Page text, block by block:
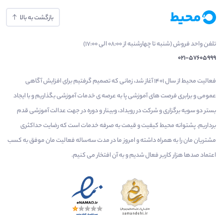
بازگشت به بالا
تلفن واحد فروش (شنبه تا چهارشنبه از 08:00 الی 17:00)
021-57605999
فعالیت محیط از سال 1401 آغاز شد، زمانی که تصمیم گرفتیم برای افزایش آگاهی
عمومی و برابری فرصت های آموزشی پا به عرصه ی خدمات آموزشی بگذاریم و با ایجاد
بستر دو سویه برگزاری و شرکت در رویداد، وبینار و دوره در جهت عدالت آموزشی قدم
برداریم. پشتوانه محیط کیفیت و قیمت به صرفه خدمات است که رضایت حداکثری
مشتریان مان را به همراه داشته و امروز ما در مدت سه‌ساله فعالیت مان موفق به کسب
اعتماد صدها هزار کاربر فعال شدیم و به آن افتخار می‌ کنیم.